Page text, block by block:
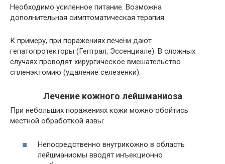
Необходимо усиленное питание. Возможна
дополнительная симптоматическая терапия.
К примеру, при поражениях печени дают
гепатопротекторы (Гептрал, Эссенциале). В сложных
случаях проводят хирургическое вмешательство
спленэктомию (удаление селезенки).
Лечение кожного лейшманиоза
При небольших поражениях кожи можно обойтись
местной обработкой язвы:
Непосредственно внутрикожно в область
лейшманиомы вводят инъекционно